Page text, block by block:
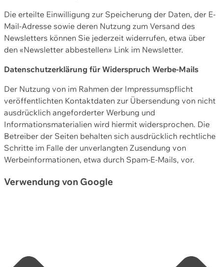
Die erteilte Einwilligung zur Speicherung der Daten, der E-
Mail-Adresse sowie deren Nutzung zum Versand des
Newsletters können Sie jederzeit widerrufen, etwa über
den «Newsletter abbestellen» Link im Newsletter.
Datenschutzerklärung für Widerspruch Werbe-Mails
Der Nutzung von im Rahmen der Impressumspflicht
veröffentlichten Kontaktdaten zur Übersendung von nicht
ausdrücklich angeforderter Werbung und
Informationsmaterialien wird hiermit widersprochen. Die
Betreiber der Seiten behalten sich ausdrücklich rechtliche
Schritte im Falle der unverlangten Zusendung von
Werbeinformationen, etwa durch Spam-E-Mails, vor.
Verwendung von Google